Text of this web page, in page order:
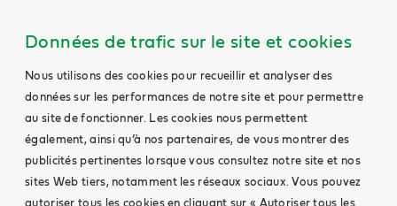
Données de trafic sur le site et cookies
Nous utilisons des cookies pour recueillir et analyser des
données sur les performances de notre site et pour permettre
au site de fonctionner. Les cookies nous permettent
également, ainsi qu’à nos partenaires, de vous montrer des
publicités pertinentes lorsque vous consultez notre site et nos
sites Web tiers, notamment les réseaux sociaux. Vous pouvez